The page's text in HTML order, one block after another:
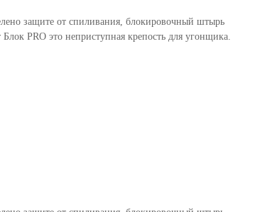
защите от спиливания, блокировочный штырь
PRO это неприступная крепость для угонщика.